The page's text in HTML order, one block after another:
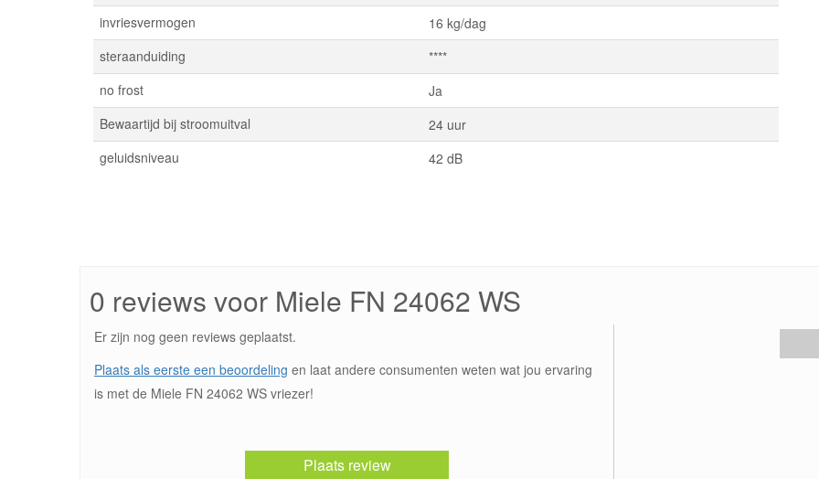
invriesvermogen
16 kg/dag
steraanduiding
****
no frost
Ja
Bewaartijd bij stroomuitval
24 uur
geluidsniveau
42 dB
0 reviews voor Miele FN 24062 WS
Er zijn nog geen reviews geplaatst.
Plaats als eerste een beoordeling en laat andere consumenten weten wat jou ervaring
is met de Miele FN 24062 WS vriezer!
Plaats review